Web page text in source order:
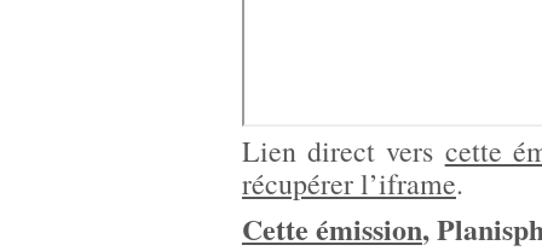
Lien direct vers cette
récupérer l’iframe.
Cette émission,